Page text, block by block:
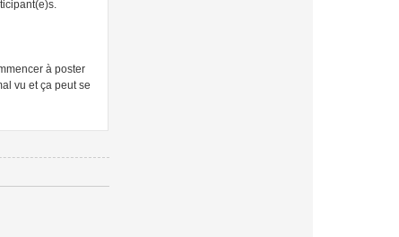
à poster
vu et ça peut se